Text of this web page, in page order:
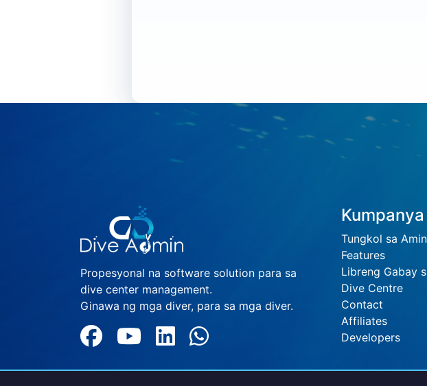
Propesyonal na software solution para sa
dive center management.
Ginawa ng mga diver, para sa mga diver.
Kumpanya
Tungkol sa Amin
Features
Libreng Gabay
Dive Centre
Contact
Affiliates
Developers